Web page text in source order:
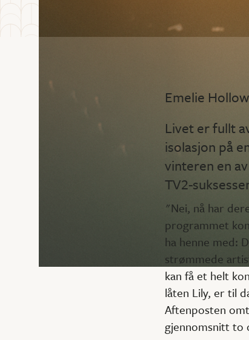
Emelie Hollow
Livet er fullt
isolasjon på
vinteren en
TV2-
"Nei, nå har
programmet
ha henne med:
strømmede
kan få et helt
låten Lily, er til
Aftenposten
gjennomsnitt to